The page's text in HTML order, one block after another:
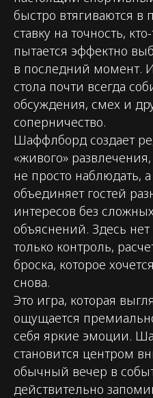
быстро втягиваются в
ставку на точность,
пытается эффектно
в последний момент.
стола почти всегда
обсуждения, смех и
соперничество.
Шаффлборд создает
«живого»
не просто наблюдать,
объединяет гостей
интересов без
объяснений. Здесь
только контроль,
броска, которое
снова.
Это игра, которая
ощущается
себя яркие эмоции.
становится центром
обычный вечер в
действительно
© 2026. flash-event.ru
Согласие на обработку
Политика
Публичная оферта
Файлы кукис
ИП Мамзин Михаил Сергеевич
ИНН: 673109991290
ОГРНИП: 314312302100129
Юр. адрес: 115583, г. Москва,
Ореховый бульвар, д. 24к4.
Тел: +7 964 635-25-15
Эл. почта: flash-event@mail.ru
Рег. номер РКН 77-24-157364